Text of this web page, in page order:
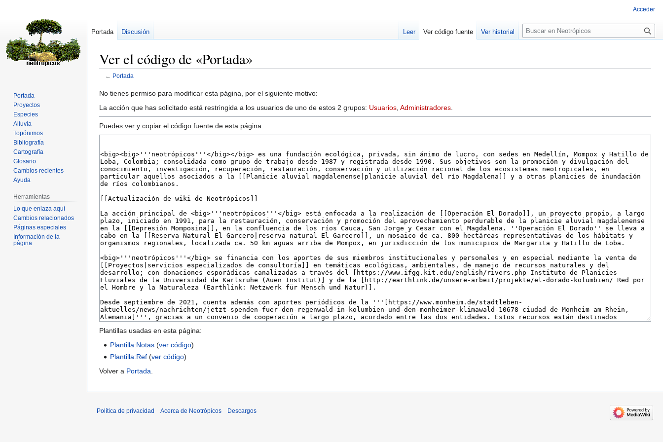
Ver el código de «Portada»
← Portada
Ir
a
navegación
Ir
a
búsqueda
No tienes permiso para modificar esta página, por el siguiente motivo:
La acción que has solicitado está restringida a los usuarios de uno de estos 2 grupos: Usuarios Administradores
Puedes ver y copiar el código fuente de esta página.
Plantillas usadas en esta página:
Plantilla:Notas (ver código)
Plantilla:Ref (ver código)
Volver a Portada
Acceder
Portada Discusión Leer Ver código fuente Ver historial
Buscar
Portada
Proyectos
Especies
Alluvia
Topónimos
Bibliografía
Cartografía
Glosario
Cambios recientes
Ayuda
Herramientas
Lo que enlaza aquí
Cambios relacionados
Páginas especiales
Información de la
página
Política de privacidad Acerca de Neotrópicos Descargos